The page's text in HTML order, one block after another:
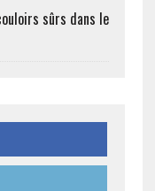
sûrs dans le